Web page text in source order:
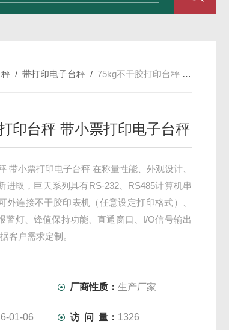
/带打印电子台秤 /75kg不干胶打印台秤 带小票打印电子台秤
印台秤 带小票打印电子台秤
带小票打印电子台秤 在称量性能、外观设计、
进取，巨天系列具有RS-232、RS485计算机串
外连接不干胶印表机（任意设定打印格式）、
警灯、锋值保持功能、直通窗口、I/O信号输出
客户需求定制。
厂商性质：生产厂家
01-06 访 问 量： 1326